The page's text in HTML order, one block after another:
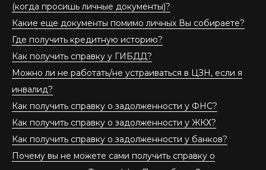
(когда просишь личные документы)?
Какие еще документы помимо личных Вы собираете?
Где получить кредитную историю?
Как получить справку у ГИБДД?
Можно ли не работать/не устраиваться в ЦЗН, если я
инвалид?
Как получить справку о задолженности у ФНС?
Как получить справку о задолженности у ЖКХ?
Как получить справку о задолженности у банков?
Почему вы не можете сами получить справку о